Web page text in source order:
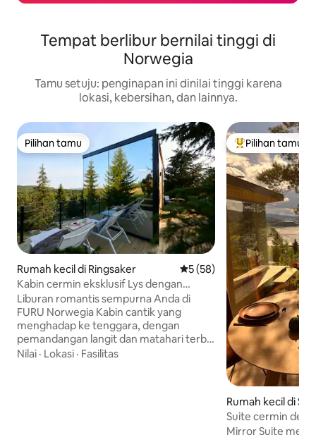
Tempat berlibur bernilai tinggi di
Norwegia
Tamu setuju: penginapan ini dinilai tinggi karena
lokasi, kebersihan, dan lainnya.
Pilihan tamu
Pilihan tamu
Rumah kecil di Ringsaker Nilai rata-rata 5 dari 5, 58
5 (58)
Kabin cermin eksklusif Lys dengan
desain Norwegia
Liburan romantis sempurna Anda di
FURU Norwegia Kabin cantik yang
menghadap ke tenggara, dengan
pemandangan langit dan matahari terbit
yang indah. Interior dengan skema
Nilai · Lokasi · Fasilitas
Pilihan tamu
Pilihan tamu
Rumah kecil di
Suite cermin
Mirror Suite